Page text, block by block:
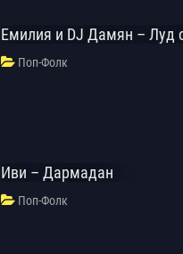
Емилия и DJ Дамян – Луд
Поп-Фолк
Иви – Дармадан
Поп-Фолк